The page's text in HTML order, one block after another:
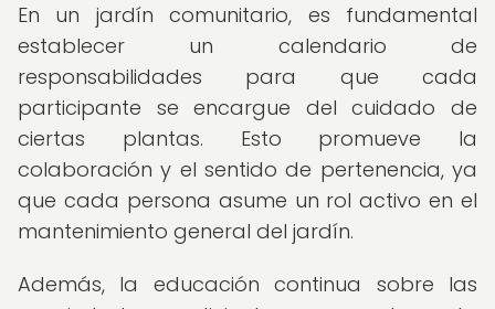
En un jardín comunitario, es fundamental
establecer un calendario de
responsabilidades para que cada
participante se encargue del cuidado de
ciertas plantas. Esto promueve la
colaboración y el sentido de pertenencia, ya
que cada persona asume un rol activo en el
mantenimiento general del jardín.
Además, la educación continua sobre las